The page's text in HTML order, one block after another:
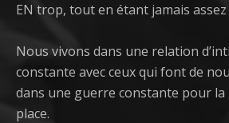
EN trop, tout en étant jamais
Nous vivons dans une relation
constante avec ceux qui font de
dans une guerre constante pour
place.